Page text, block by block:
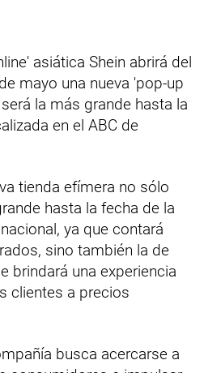
asiática Shein abrirá del
mayo una nueva 'pop-up
la más grande hasta la
en el ABC de
tienda efímera no sólo
hasta la fecha de la
ya que contará
sino también la de
brindará una experiencia
clientes a precios
busca acercarse a